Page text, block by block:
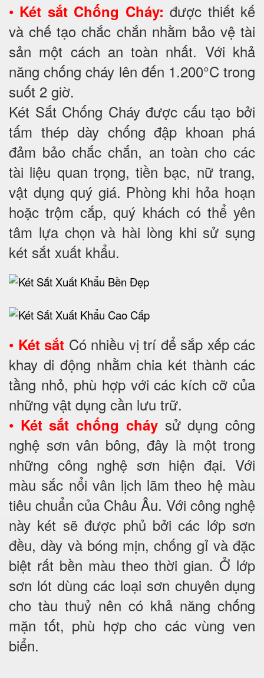
• Két sắt Chống Cháy: được thiết kế
và chế tạo chắc chắn nhằm bảo vệ tài
sản một cách an toàn nhất. Với khả
năng chống cháy lên đến 1.200°C trong
suốt 2 giờ.
Két Sắt Chống Cháy được cấu tạo bởi
tấm thép dày chống đập khoan phá
đảm bảo chắc chắn, an toàn cho các
tài liệu quan trọng, tiền bạc, nữ trang,
vật dụng quý giá. Phòng khi hỏa hoạn
hoặc trộm cắp, quý khách có thể yên
tâm lựa chọn và hài lòng khi sử sụng
két sắt xuất khẩu.
• Két sắt Có nhiều vị trí để sắp xếp các
khay di động nhằm chia két thành các
tầng nhỏ, phù hợp với các kích cỡ của
những vật dụng cần lưu trữ.
• Két sắt chống cháysử dụng công
nghệ sơn vân bông, đây là một trong
những công nghệ sơn hiện đại. Với
màu sắc nổi vân lịch lãm theo hệ màu
tiêu chuẩn của Châu Âu. Với công nghệ
này két sẽ được phủ bởi các lớp sơn
đều, dày và bóng mịn, chống gỉ và đặc
biệt rất bền màu theo thời gian. Ở lớp
sơn lót dùng các loại sơn chuyên dụng
cho tàu thuỷ nên có khả năng chống
mặn tốt, phù hợp cho các vùng ven
biển.